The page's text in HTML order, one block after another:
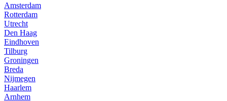
Amsterdam
Rotterdam
Utrecht
Den Haag
Eindhoven
Tilburg
Groningen
Breda
Nijmegen
Haarlem
Arnhem